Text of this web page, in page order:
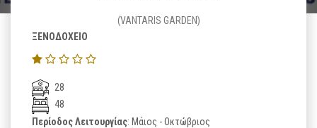
(VANTARIS GARDEN)
ΞΕΝΟΔΟΧΕΙΟ
28
48
Περίοδος Λειτουργίας: Μάιος - Οκτώβριος